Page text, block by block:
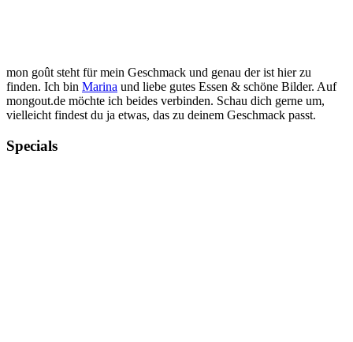
mon goût steht für mein Geschmack und genau der ist hier zu
finden. Ich bin Marina und liebe gutes Essen & schöne Bilder. Auf
mongout.de möchte ich beides verbinden. Schau dich gerne um,
vielleicht findest du ja etwas, das zu deinem Geschmack passt.
Specials